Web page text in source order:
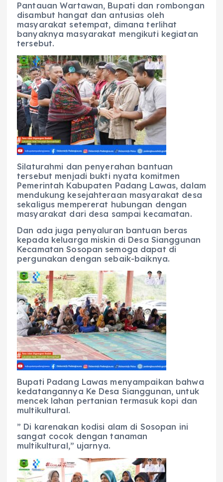
Pantauan Wartawan, Bupati dan rombongan
disambut hangat dan antusias oleh
masyarakat setempat, dimana terlihat
banyaknya masyarakat mengikuti kegiatan
tersebut.
Silaturahmi dan penyerahan bantuan
tersebut menjadi bukti nyata komitmen
Pemerintah Kabupaten Padang Lawas, dalam
mendukung kesejahteraan masyarakat desa
sekaligus mempererat hubungan dengan
masyarakat dari desa sampai kecamatan.
Dan ada juga penyaluran bantuan beras
kepada keluarga miskin di Desa Sianggunan
Kecamatan Sosopan semoga dapat di
pergunakan dengan sebaik-baiknya.
Bupati Padang Lawas menyampaikan bahwa
kedatangannya Ke Desa Sianggunan, untuk
mencek lahan pertanian termasuk kopi dan
multikultural.
” Di karenakan kodisi alam di Sosopan ini
sangat cocok dengan tanaman
multikultural,” ujarnya.